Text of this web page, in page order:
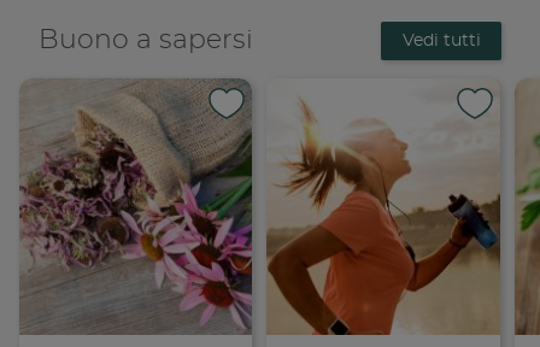
Condividi su
Copia link
Buono a sapersi Vedi tutti